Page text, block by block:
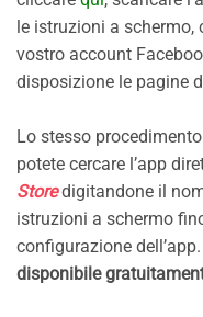
le istruzioni a schermo,
vostro account
disposizione le pagine
Lo stesso
potete cercare l’app
Storedigitandone il
istruzioni a schermo
configurazione
disponibile